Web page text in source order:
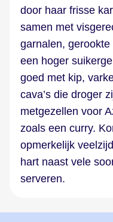
door haar frisse
samen met
garnalen, gerookte
een hoger
goed met kip,
cava’s die droger
metgezellen voor
zoals een curry.
opmerkelijk
hart naast vele
serveren.